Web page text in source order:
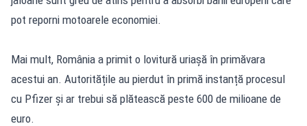
pot reporni motoarele economiei.
Mai mult, România a primit o lovitură uriașă în primăvara
acestui an. Autoritățile au pierdut în primă instanță procesul
cu Pfizer și ar trebui să plătească peste 600 de milioane de
euro.